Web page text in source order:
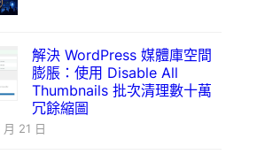
解決 WordPress 媒體庫空間
膨脹：使用 Disable All
Thumbnails 批次清理數十萬
冗餘縮圖
21 日